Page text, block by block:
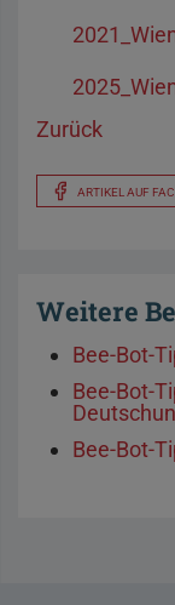
Zurück
ARTIKEL AUF
Weitere
Bee-Bot-
Bee-Bot-
Bee-Bot-